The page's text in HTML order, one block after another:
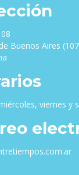
Buenos Aires
viernes y